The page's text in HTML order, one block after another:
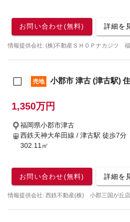
お問い合わせ(無料) 詳細を
情報提供会社: (株)不動産ＳＨＯＰナカジツ
売地 小郡市 津古 (津古駅)
1,350万円
福岡県小郡市津古
西鉄天神大牟田線 / 津古駅 徒歩7分
302.11㎡
お問い合わせ(無料) 詳細を
情報提供会社: 西鉄不動産(株) 小郡三国が丘店